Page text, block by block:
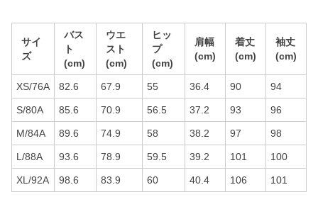
サイ
ズ
バス
ト
(cm)
ウエ
スト
(cm)
ヒッ
プ
(cm)
肩幅
(cm)
着丈
(cm)
袖丈
(cm)
XS/76A 82.6 67.9 55 36.4 90 94
S/80A 85.6 70.9 56.5 37.2 93 96
M/84A 89.6 74.9 58 38.2 97 98
L/88A 93.6 78.9 59.5 39.2 101 100
XL/92A 98.6 83.9 60 40.4 106 101